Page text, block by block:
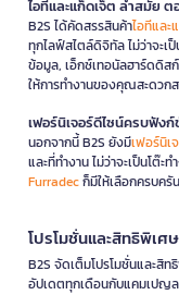
ไอทีและแก็ดเจ็ต ล้ำสมัย
B2S ได้คัดสรรสินค้าไอทีและ
ทุกไลฟ์สไตล์ดิจิทัล ไม่ว่าจะเ
ข้อมูล, เอ็กซ์เทอนัลฮาร์ดดิสก์
ให้การทำงานของคุณสะดวก
เฟอร์นิเจอร์ดีไซน์ครบฟัง
นอกจากนี้ B2S ยังมีเฟอร์นิเ
และที่ทำงาน ไม่ว่าจะเป็นโต๊ะ
Furradecก็มีให้เลือกครบครัน
โปรโมชั่นและสิทธิพิเศษ
B2S จัดเต็มโปรโมชั่นและสิ
อัปเดตทุกเดือนกับแคมเปญ